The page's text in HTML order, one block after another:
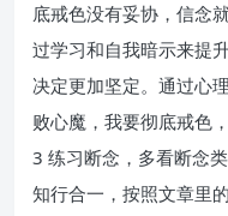
底戒色没有妥协，信念
过学习和自我暗示来提
决定更加坚定。通过心
败心魔，我要彻底戒色
3 练习断念，多看断念
知行合一，按照文章里